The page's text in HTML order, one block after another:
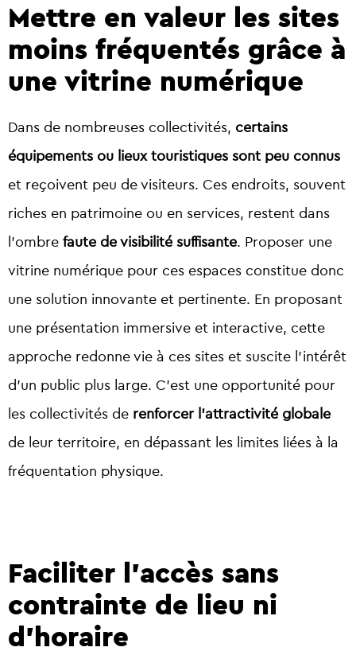
Mettre en valeur les sites
moins fréquentés grâce à
une vitrine numérique
Dans de nombreuses collectivités, certains
équipements ou lieux touristiques sont peu connus
et reçoivent peu de visiteurs. Ces endroits, souvent
riches en patrimoine ou en services, restent dans
l’ombre faute de visibilité suffisante. Proposer une
vitrine numérique pour ces espaces constitue donc
une solution innovante et pertinente. En proposant
une présentation immersive et interactive, cette
approche redonne vie à ces sites et suscite l’intérêt
d’un public plus large. C’est une opportunité pour
les collectivités de renforcer l’attractivité globale
de leur territoire, en dépassant les limites liées à la
fréquentation physique.
Faciliter l’accès sans
contrainte de lieu ni
d’horaire